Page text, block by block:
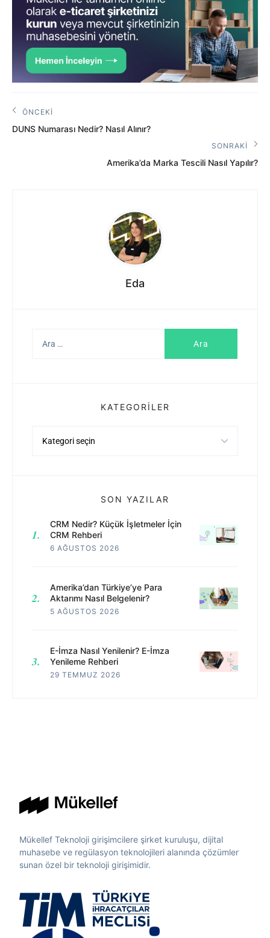
Yazı
gezinmesi
ÖNCEKI
Önceki
DUNS Numarası Nedir? Nasıl Alınır?
SONRAKI
Sonraki
Amerika’da Marka Tescili Nasıl Yapılır?
Eda
KATEGORILER
SON YAZILAR
CRM Nedir? Küçük İşletmeler İçin
CRM Rehberi
6 AĞUSTOS 2026
Amerika’dan Türkiye’ye Para
Aktarımı Nasıl Belgelenir?
5 AĞUSTOS 2026
E-İmza Nasıl Yenilenir? E-İmza
Yenileme Rehberi
29 TEMMUZ 2026
Mükellef Teknoloji girişimcilere şirket kuruluşu, dijital
muhasebe ve regülasyon teknolojileri alanında çözümler
sunan özel bir teknoloji girişimidir.